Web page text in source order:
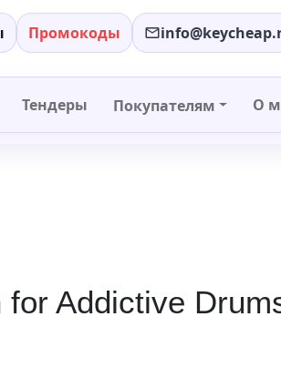
Промокоды
Тендеры Покупателям О
Addictive
+